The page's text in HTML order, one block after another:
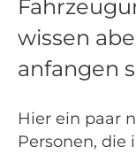
wissen
anfangen
Hier ein paar
Personen, die